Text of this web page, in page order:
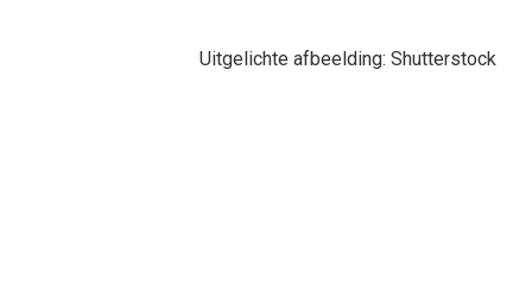
Uitgelichte afbeelding: Shutterstock